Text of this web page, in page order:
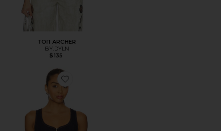
ТОП ARCHER
BY.DYLN
$135
Favorite ТОП KATERINA